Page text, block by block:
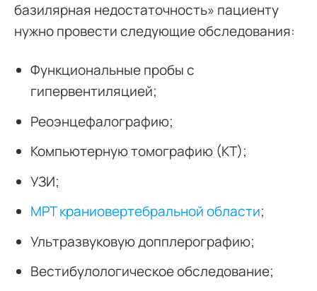
базилярная недостаточность» пациенту
нужно провести следующие обследования:
Функциональные пробы с
гипервентиляцией;
Реоэнцефалографию;
Компьютерную томографию (КТ);
УЗИ;
МРТ краниовертебральной области;
Ультразвуковую допплерографию;
Вестибулологическое обследование;